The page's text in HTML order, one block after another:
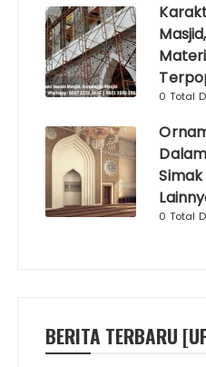
0 Total
0 Total
BERITA TERBARU